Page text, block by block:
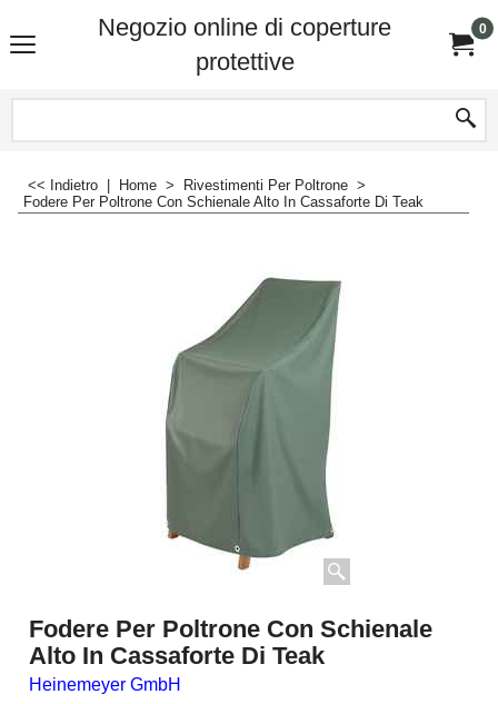
Negozio online di coperture
protettive
0
<< Indietro Home > Rivestimenti Per Poltrone >
Fodere Per Poltrone Con Schienale Alto In Cassaforte Di Teak
Fodere Per Poltrone Con Schienale
Alto In Cassaforte Di Teak
Heinemeyer GmbH